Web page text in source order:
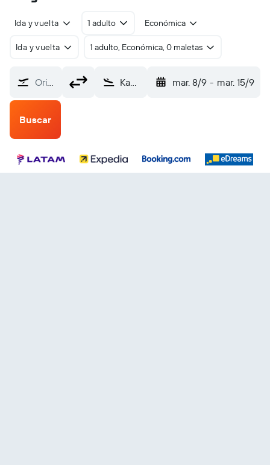
Ida y vuelta 1 adulto Económica
Ida y vuelta 1 adulto, Económica, 0 maletas
Origen Kansas City (MCI) mar. 8/9 - mar. 15/9
Buscar